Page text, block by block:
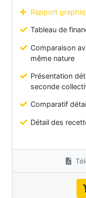
Rapport
Tableau de
Comparaison
même nature
Présentation
seconde
Comparatif
Détail des